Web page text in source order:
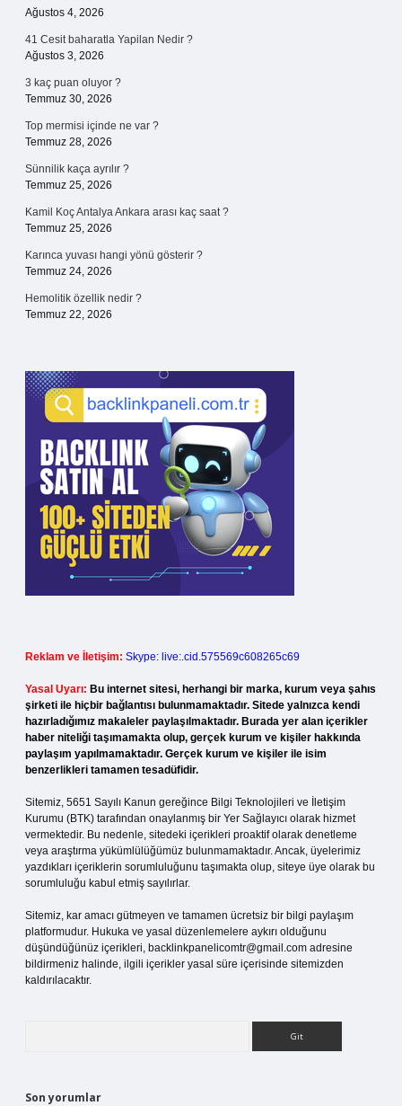
Ağustos 4, 2026
41 Cesit baharatla Yapilan Nedir ?
Ağustos 3, 2026
3 kaç puan oluyor ?
Temmuz 30, 2026
Top mermisi içinde ne var ?
Temmuz 28, 2026
Sünnilik kaça ayrılır ?
Temmuz 25, 2026
Kamil Koç Antalya Ankara arası kaç saat ?
Temmuz 25, 2026
Karınca yuvası hangi yönü gösterir ?
Temmuz 24, 2026
Hemolitik özellik nedir ?
Temmuz 22, 2026
Reklam ve İletişim: Skype: live:.cid.575569c608265c69
Yasal Uyarı: Bu internet sitesi, herhangi bir marka, kurum veya şahıs
şirketi ile hiçbir bağlantısı bulunmamaktadır. Sitede yalnızca kendi
hazırladığımız makaleler paylaşılmaktadır. Burada yer alan içerikler
haber niteliği taşımamakta olup, gerçek kurum ve kişiler hakkında
paylaşım yapılmamaktadır. Gerçek kurum ve kişiler ile isim
benzerlikleri tamamen tesadüfidir.
Sitemiz, 5651 Sayılı Kanun gereğince Bilgi Teknolojileri ve İletişim
Kurumu (BTK) tarafından onaylanmış bir Yer Sağlayıcı olarak hizmet
vermektedir. Bu nedenle, sitedeki içerikleri proaktif olarak denetleme
veya araştırma yükümlülüğümüz bulunmamaktadır. Ancak, üyelerimiz
yazdıkları içeriklerin sorumluluğunu taşımakta olup, siteye üye olarak bu
sorumluluğu kabul etmiş sayılırlar.
Sitemiz, kar amacı gütmeyen ve tamamen ücretsiz bir bilgi paylaşım
platformudur. Hukuka ve yasal düzenlemelere aykırı olduğunu
düşündüğünüz içerikleri, backlinkpanelicomtr@gmail.com adresine
bildirmeniz halinde, ilgili içerikler yasal süre içerisinde sitemizden
kaldırılacaktır.
Son yorumlar